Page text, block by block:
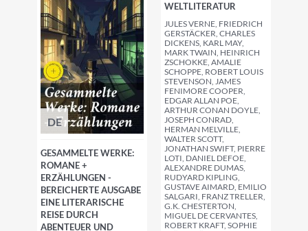
WELTLITERATUR
JULES VERNE, FRIEDRICH
GERSTÄCKER, CHARLES
DICKENS, KARL MAY,
MARK TWAIN, HEINRICH
ZSCHOKKE, AMALIE
SCHOPPE, ROBERT LOUIS
STEVENSON, JAMES
FENIMORE COOPER,
EDGAR ALLAN POE,
ARTHUR CONAN DOYLE,
JOSEPH CONRAD,
HERMAN MELVILLE,
WALTER SCOTT,
JONATHAN SWIFT, PIERRE
LOTI, DANIEL DEFOE,
ALEXANDRE DUMAS,
RUDYARD KIPLING,
GUSTAVE AIMARD, EMILIO
SALGARI, FRANZ TRELLER,
G.K. CHESTERTON,
MIGUEL DE CERVANTES,
ROBERT KRAFT, SOPHIE
DE
GESAMMELTE WERKE:
ROMANE +
ERZÄHLUNGEN -
BEREICHERTE AUSGABE
EINE LITERARISCHE
REISE DURCH
ABENTEUER UND